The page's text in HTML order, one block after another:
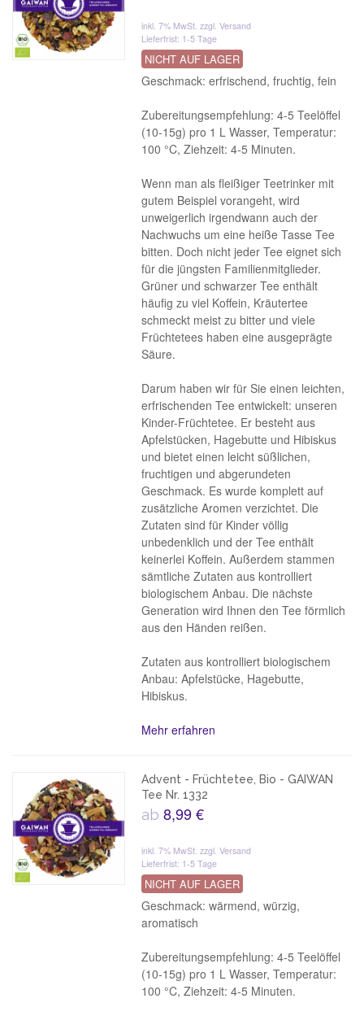
inkl. 7% MwSt.zzgl. Versand
Lieferfrist: 1-5 Tage
NICHT AUF LAGER
Geschmack: erfrischend, fruchtig, fein
Zubereitungsempfehlung: 4-5 Teelöffel
(10-15g) pro 1 L Wasser, Temperatur:
100 °C, Ziehzeit: 4-5 Minuten.
Wenn man als fleißiger Teetrinker mit
gutem Beispiel vorangeht, wird
unweigerlich irgendwann auch der
Nachwuchs um eine heiße Tasse Tee
bitten. Doch nicht jeder Tee eignet sich
für die jüngsten Familienmitglieder.
Grüner und schwarzer Tee enthält
häufig zu viel Koffein, Kräutertee
schmeckt meist zu bitter und viele
Früchtetees haben eine ausgeprägte
Säure.
Darum haben wir für Sie einen leichten,
erfrischenden Tee entwickelt: unseren
Kinder-Früchtetee. Er besteht aus
Apfelstücken, Hagebutte und Hibiskus
und bietet einen leicht süßlichen,
fruchtigen und abgerundeten
Geschmack. Es wurde komplett auf
zusätzliche Aromen verzichtet. Die
Zutaten sind für Kinder völlig
unbedenklich und der Tee enthält
keinerlei Koffein. Außerdem stammen
sämtliche Zutaten aus kontrolliert
biologischem Anbau. Die nächste
Generation wird Ihnen den Tee förmlich
aus den Händen reißen.
Zutaten aus kontrolliert biologischem
Anbau: Apfelstücke, Hagebutte,
Hibiskus.
Mehr erfahren
Advent - Früchtetee, Bio - GAIWAN
Tee Nr. 1332
ab8,99 €
inkl. 7% MwSt.zzgl. Versand
Lieferfrist: 1-5 Tage
NICHT AUF LAGER
Geschmack: wärmend, würzig,
aromatisch
Zubereitungsempfehlung: 4-5 Teelöffel
(10-15g) pro 1 L Wasser, Temperatur:
100 °C, Ziehzeit: 4-5 Minuten.